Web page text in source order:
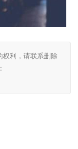
利，请联系删除